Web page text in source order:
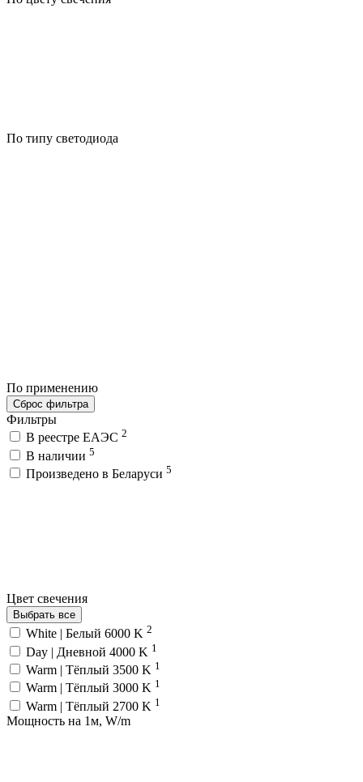
По типу светодиода
По применению
Сброс фильтра
Фильтры
В реестре ЕАЭС 2
В наличии 5
Произведено в Беларуси 5
Цвет свечения
Выбрать все
White | Белый 6000 K 2
Day | Дневной 4000 K 1
Warm | Тёплый 3500 K 1
Warm | Тёплый 3000 K 1
Warm | Тёплый 2700 K 1
Мощность на 1м, W/m